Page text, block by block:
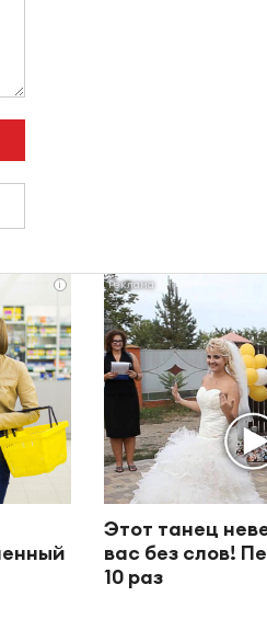
i
Этот танец
вас без слов!
10 раз